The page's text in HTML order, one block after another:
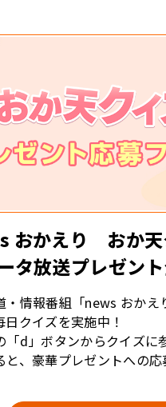
おかえり おか
タ放送プレゼン
・情報番組「news おかえ
日クイズを実施中！
「d」ボタンからクイズに
と、豪華プレゼントへの